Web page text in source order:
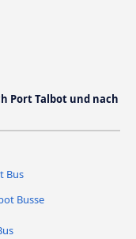
Port Talbot und nach
Bus
Busse